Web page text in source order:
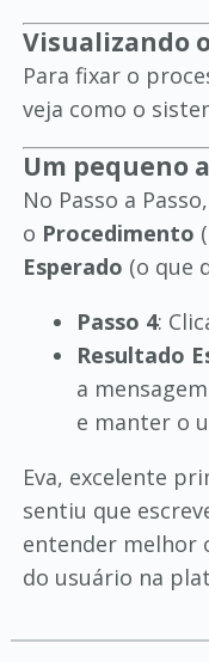
Visualizando
Para fixar o
veja como o
Um pequeno
No Passo a
o Procedimento
Esperado (o que
Passo 4:
Resultado
a
e manter o
Eva, excelente
sentiu que
entender melhor
do usuário na